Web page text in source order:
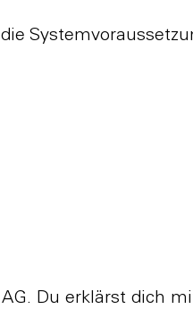
Du erklärst dich